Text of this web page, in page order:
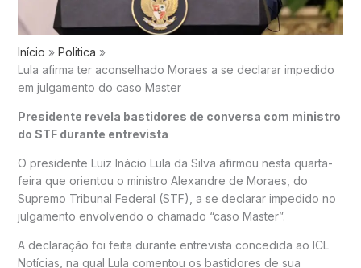
Início
Politica
Lula afirma ter aconselhado Moraes a se declarar impedido
em julgamento do caso Master
Presidente revela bastidores de conversa com ministro
do STF durante entrevista
O presidente Luiz Inácio Lula da Silva afirmou nesta quarta-
feira que orientou o ministro Alexandre de Moraes , do
Supremo Tribunal Federal (STF), a se declarar impedido no
julgamento envolvendo o chamado “caso Master”.
A declaração foi feita durante entrevista concedida ao ICL
Notícias , na qual Lula comentou os bastidores de sua